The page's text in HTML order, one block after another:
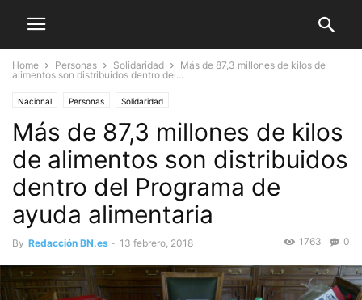
Home Personas Solidaridad
Más de 87,3 millones de kilos de
alimentos son distribuidos dentro del...
Nacional Personas Solidaridad
Más de 87,3 millones de kilos
de alimentos son distribuidos
dentro del Programa de
ayuda alimentaria
By Redacción BN.es - 13 febrero, 2018 0
1763